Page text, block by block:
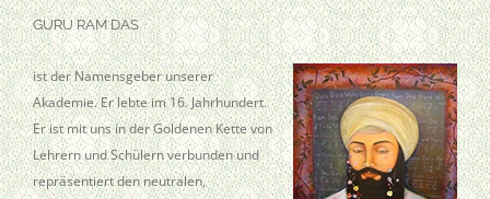
GURU RAM DAS
ist der Namensgeber unserer
Akademie. Er lebte im 16. Jahrhundert.
Er ist mit uns in der Goldenen Kette von
Lehrern und Schülern verbunden und
repräsentiert den neutralen,